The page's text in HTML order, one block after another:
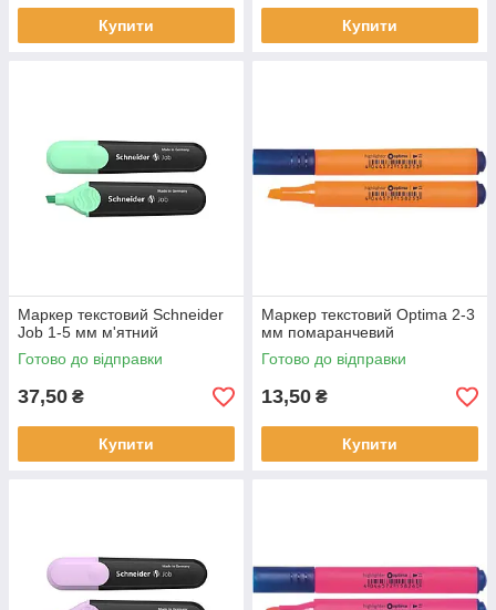
Купити Купити
Маркер текстовий Schneider
Job 1-5 мм м'ятний
Готово до відправки
37,50 ₴
Купити
Маркер текстовий Optima 2-3
мм помаранчевий
Готово до відправки
13,50 ₴
Купити